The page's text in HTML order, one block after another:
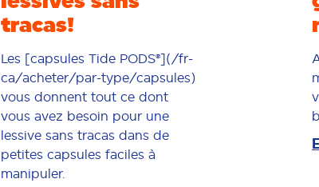
tracas!
Les [capsules Tide PODS®](/fr-
ca/acheter/par-type/capsules)
vous donnent tout ce dont
vous avez besoin pour une
lessive sans tracas dans de
petites capsules faciles à
manipuler.